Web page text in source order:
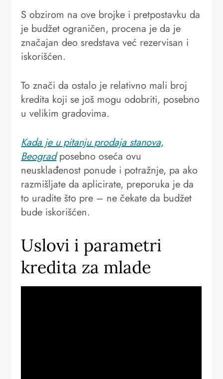
S obzirom na ove brojke i pretpostavku da
je budžet ograničen, procena je da je
značajan deo sredstava već rezervisan i
iskorišćen.
To znači da ostalo je relativno mali broj
kredita koji se još mogu odobriti, posebno
u velikim gradovima.
Kada je u pitanju prodaja stanova,
Beogradposebno oseća ovu
neusklađenost ponude i potražnje, pa ako
razmišljate da aplicirate, preporuka je da
to uradite što pre – ne čekate da budžet
bude iskorišćen.
Uslovi i parametri
kredita za mlade